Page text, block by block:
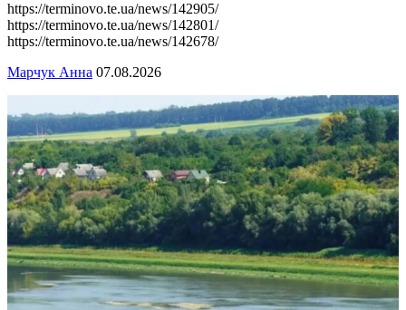
https://terminovo.te.ua/news/142905/
https://terminovo.te.ua/news/142801/
https://terminovo.te.ua/news/142678/
Марчук Анна 07.08.2026